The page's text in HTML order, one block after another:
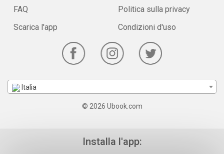
FAQ
Scarica l'app
Politica sulla privacy
Condizioni d'uso
Italia
© 2026 Ubook.com
Installa l'app: